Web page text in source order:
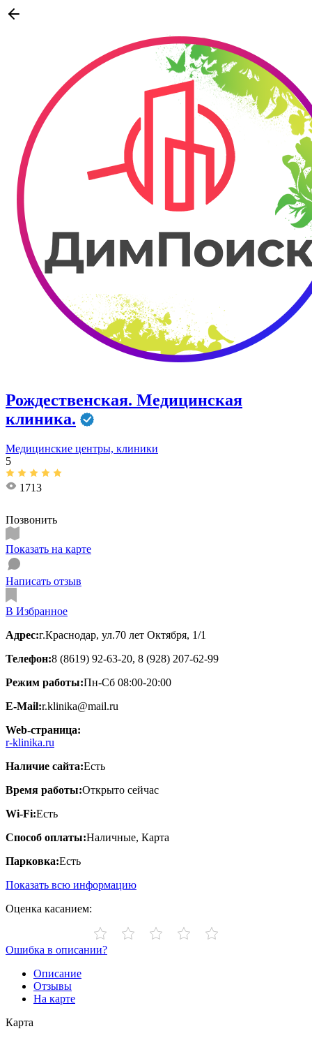
Рождественская. Медицинская
клиника.
Медицинские центры, клиники
5
1713
Позвонить
Показать на карте
Написать отзыв
В Избранное
Адрес:г.Краснодар, ул.70 лет Октября, 1/1
Телефон:8 (8619) 92-63-20, 8 (928) 207-62-99
Режим работы:Пн-Сб 08:00-20:00
E-Mail:r.klinika@mail.ru
Web-страница:
r-klinika.ru
Наличие сайта:Есть
Время работы:Открыто сейчас
Wi-Fi:Есть
Способ оплаты:Наличные, Карта
Парковка:Есть
Показать всю информацию
Оценка касанием:
Ошибка в описании?
Описание
Отзывы
На карте
Карта